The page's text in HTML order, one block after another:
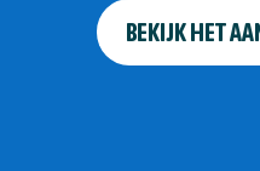
BEKIJK HET